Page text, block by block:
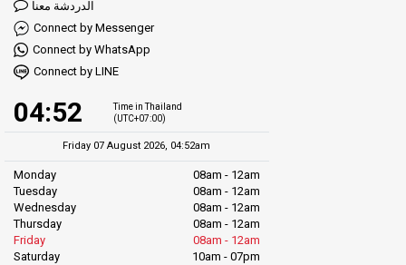
من الحكمة الاحتفاظ بالعملة المحلية في متناول اليد، حيث لا تقبل جميع
ولتختبر أسلوب الحياة المحلية حقاً، فكّر في زيارة أماكن مثل جسر سو
الدردشة معنا
Connect by Messenger
Connect by WhatsApp
Connect by LINE
04:52
Time in Thailand
(UTC+07:00)
Friday 07 August 2026, 04:52am
Monday
08am - 12am
Tuesday
08am - 12am
Wednesday
08am - 12am
Thursday
08am - 12am
Friday
08am - 12am
Saturday
10am - 07pm